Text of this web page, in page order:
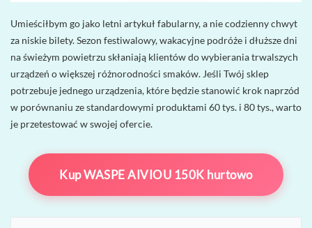
Umieściłbym go jako letni artykuł fabularny, a nie codzienny chwyt
za niskie bilety. Sezon festiwalowy, wakacyjne podróże i dłuższe dni
na świeżym powietrzu skłaniają klientów do wybierania trwalszych
urządzeń o większej różnorodności smaków. Jeśli Twój sklep
potrzebuje jednego urządzenia, które będzie stanowić krok naprzód
w porównaniu ze standardowymi produktami 60 tys. i 80 tys., warto
je przetestować w swojej ofercie.
Kup WASPE AIVIOU 150K hurtowo